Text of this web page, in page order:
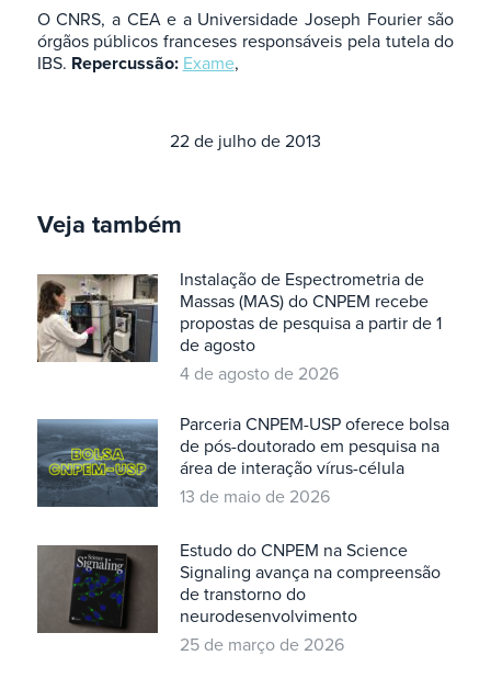
O CNRS, a CEA e a Universidade Joseph Fourier são
órgãos públicos franceses responsáveis pela tutela do
IBS. Repercussão: Exame,
22 de julho de 2013
Veja também
Instalação de Espectrometria de
Massas (MAS) do CNPEM recebe
propostas de pesquisa a partir de 1
de agosto
4 de agosto de 2026
Parceria CNPEM-USP oferece bolsa
de pós-doutorado em pesquisa na
área de interação vírus-célula
13 de maio de 2026
Estudo do CNPEM na Science
Signaling avança na compreensão
de transtorno do
neurodesenvolvimento
25 de março de 2026